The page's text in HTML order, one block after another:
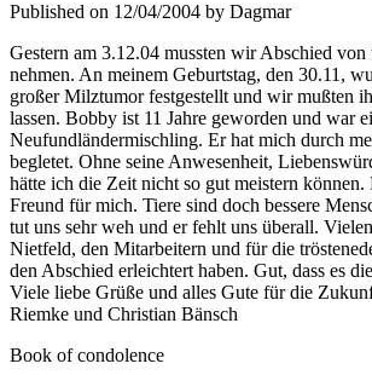
Published on 12/04/2004 by Dagmar
Gestern am 3.12.04 mussten wir Abschied
nehmen. An meinem Geburtstag, den 30.11,
großer Milztumor festgestellt und wir mußten
lassen. Bobby ist 11 Jahre geworden und war
Neufundländermischling. Er hat mich durch
begletet. Ohne seine Anwesenheit,
hätte ich die Zeit nicht so gut meistern können.
Freund für mich. Tiere sind doch bessere
tut uns sehr weh und er fehlt uns überall.
Nietfeld, den Mitarbeitern und für die
den Abschied erleichtert haben. Gut, dass es
Viele liebe Grüße und alles Gute für die
Riemke und Christian Bänsch
Book of condolence